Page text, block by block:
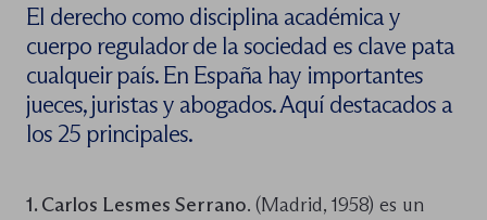
El derecho como disciplina académica y
cuerpo regulador de la sociedad es clave pata
cualqueir país. En España hay importantes
jueces, juristas y abogados. Aquí destacados a
los 25 principales.
1. Carlos Lesmes Serrano. (Madrid, 1958) es un